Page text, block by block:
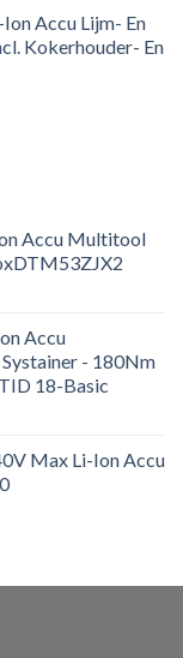
Accu Lijm- En
Kokerhouder- En
Accu Multitool
Accu
- 180Nm
18-Basic
Max Li-Ion Accu